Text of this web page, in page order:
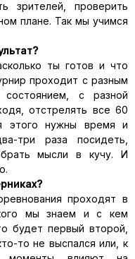
зрителей, проверить
плане. Так мы учимся
ты готов и что
проходит с разным
с разной
отстрелять все 60
этого нужны время и
три раза посидеть,
мысли в кучу. И
проходят в
мы знаем и с кем
будет первый второй,
то не выспался или, к